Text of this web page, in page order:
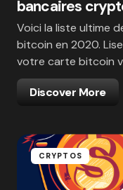
bancaires
Voici la liste ultime
bitcoin en 2020.
votre carte bitcoin
Discover More
CRYPTOS